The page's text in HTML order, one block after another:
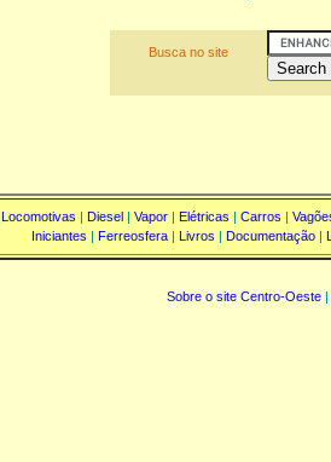
Busca no site
Locomotivas | Diesel | Vapor | Elétricas | Carros |
Iniciantes | Ferreosfera| Livros | Documentação|
Sobre o site Centro-Oeste|